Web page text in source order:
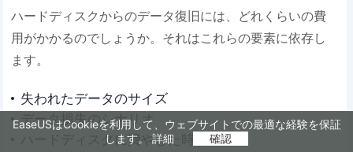
EaseUSはCookieを利用して、ウェブサイトでの最適な経験を保証
します。 詳細 確認
ハードディスクからのデータ復旧には、どれくらいの費
用がかかるのでしょうか。それはこれらの要素に依存し
ます。
失われたデータのサイズ
データ損失のシナリオ
ハードディスクに費やした時間